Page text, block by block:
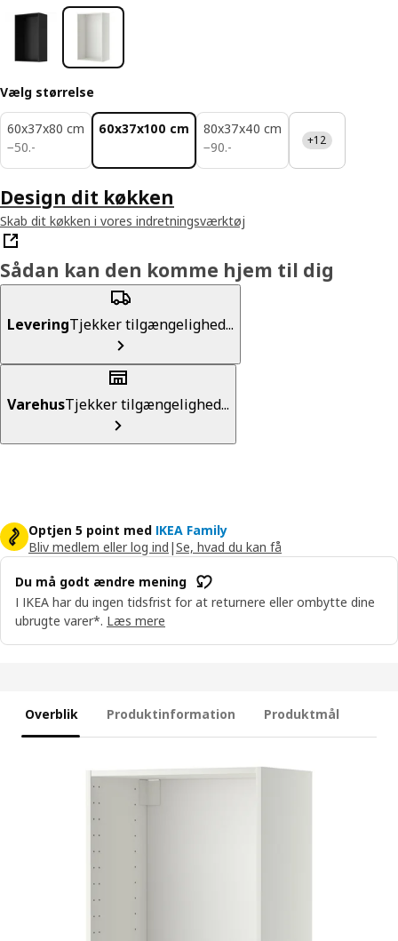
Vælg størrelse
60x37x80 cm
−50.-
50.-
60x37x100 cm
80x37x40 cm
−90.-
90.- +12
Design dit køkken
Skab dit køkken i vores indretningsværktøj
Sådan kan den komme hjem til dig
LeveringTjekker tilgængelighed...
VarehusTjekker tilgængelighed...
Optjen 5 point med IKEA Family
Bliv medlem eller log ind |Se, hvad du kan få
Du må godt ændre mening
I IKEA har du ingen tidsfrist for at returnere eller ombytte dine
ubrugte varer*. Læs mere
Overblik Produktinformation Produktmål